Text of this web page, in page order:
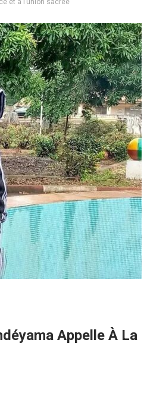
et à l’union sacrée
Appelle À La